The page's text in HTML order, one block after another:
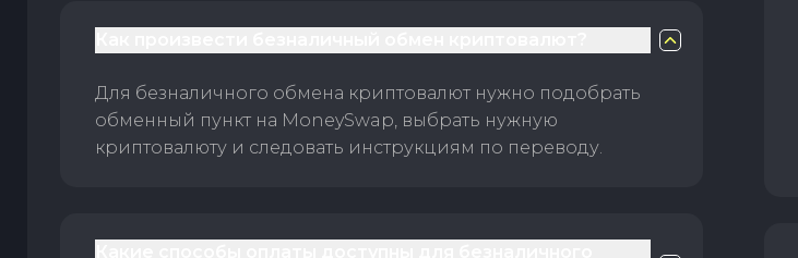
Для безналичного обмена криптовалют нужно подобрать
обменный пункт на MoneySwap, выбрать нужную
криптовалюту и следовать инструкциям по переводу.